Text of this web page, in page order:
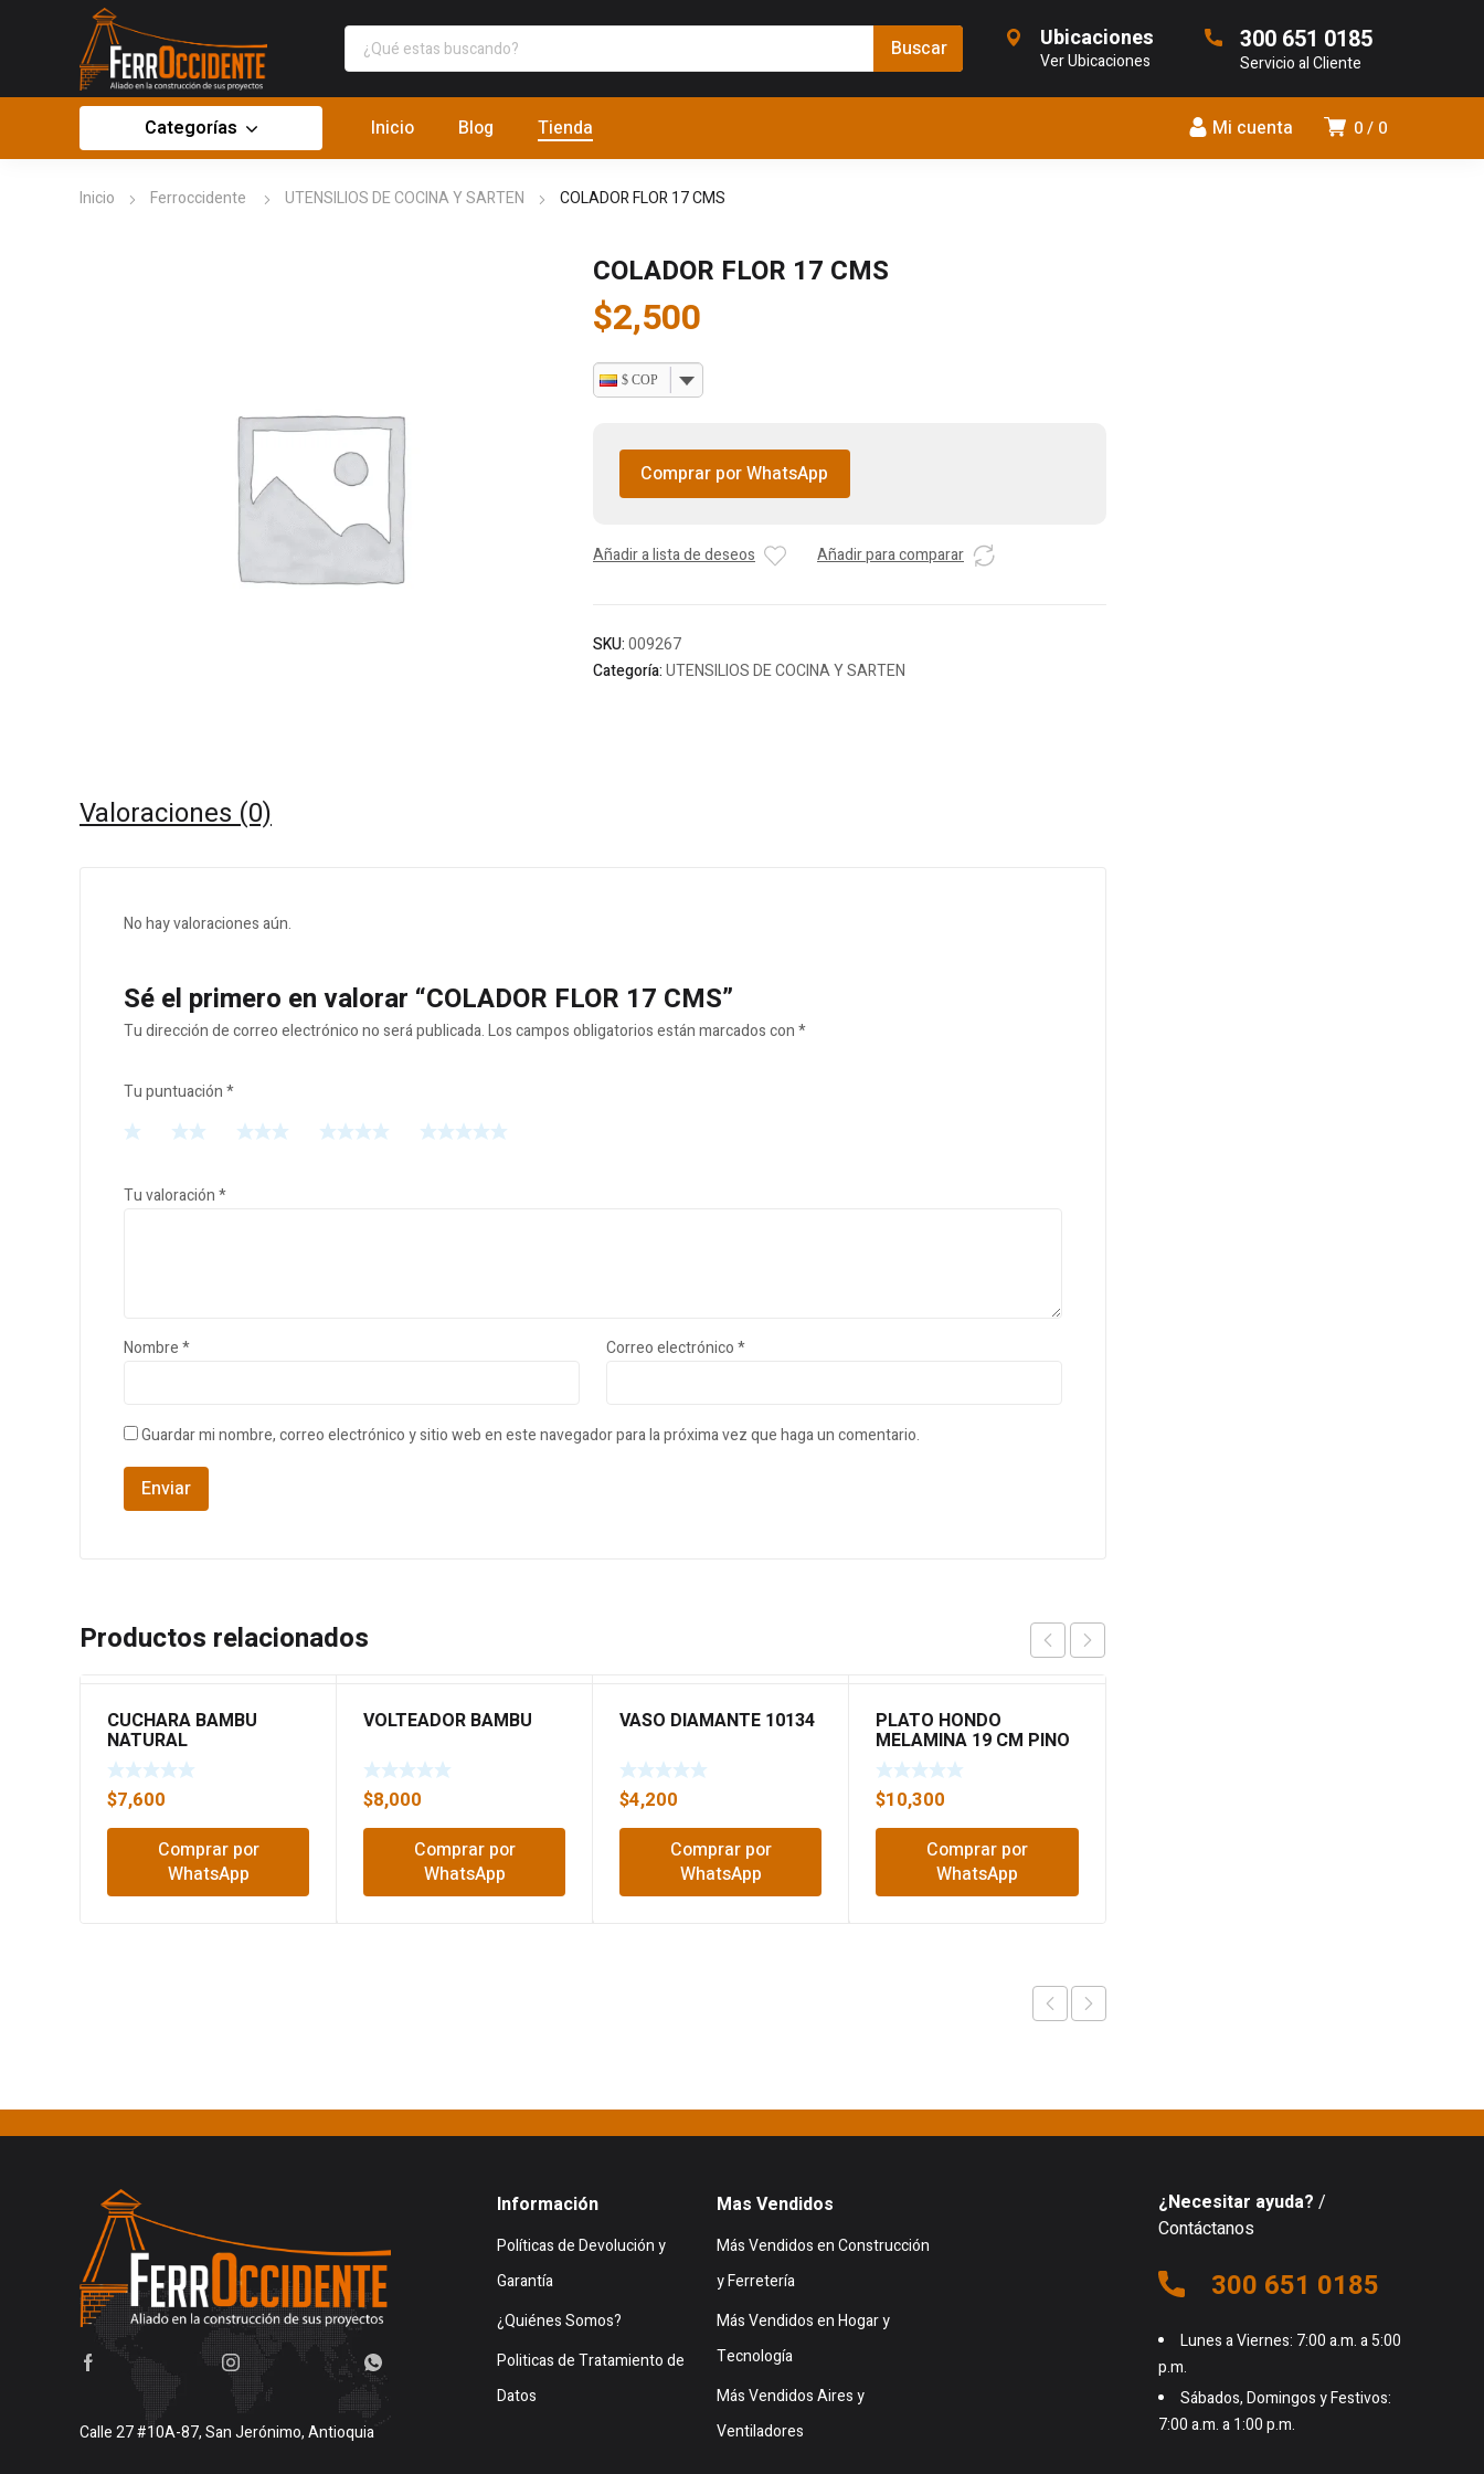
Ubicaciones
Ver Ubicaciones
300 651 0185
Servicio al Cliente
0 0
Mi cuenta
Categorías Inicio Blog Tienda
Inicio Ferroccidente UTENSILIOS DE COCINA Y SARTEN COLADOR FLOR 17 CMS
COLADOR FLOR 17 CMS
$2,500
$ COP
Comprar por WhatsApp
Añadir a lista de deseos Añadir para comparar
SKU:009267
Categoría:UTENSILIOS DE COCINA Y SARTEN
Valoraciones (0)
No hay valoraciones aún.
Sé el primero en valorar “COLADOR FLOR 17 CMS”
Tu dirección de correo electrónico no será publicada.Los campos obligatorios están marcados con*
Tu puntuación*
Tu valoración*
Nombre* Correo electrónico*
Guardar mi nombre, correo electrónico y sitio web en este navegador para la próxima vez que haga un comentario.
Productos relacionados
CUCHARA BAMBU
NATURAL
$7,600
Comprar por
WhatsApp
VOLTEADOR BAMBU
$8,000
Comprar por
WhatsApp
VASO DIAMANTE 10134
$4,200
Comprar por
WhatsApp
PLATO HONDO
MELAMINA 19 CM PINO
$10,300
Comprar por
WhatsApp
Calle 27 #10A-87, San Jerónimo, Antioquia
Información
Políticas de Devolución y
Garantía
¿Quiénes Somos?
Politicas de Tratamiento de
Datos
Mas Vendidos
Más Vendidos en Construcción
y Ferretería
Más Vendidos en Hogar y
Tecnología
Más Vendidos Aires y
Ventiladores
¿Necesitar ayuda? /
Contáctanos
300 651 0185
Lunes a Viernes: 7:00 a.m. a 5:00
p.m.
Sábados, Domingos y Festivos:
7:00 a.m. a 1:00 p.m.